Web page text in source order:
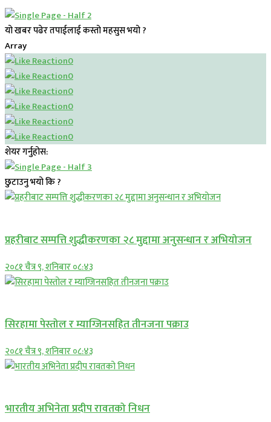
यो खबर पढेर तपाईलाई कस्तो महसुस भयो ?
Array
0
0
0
0
0
0
शेयर गर्नुहोस:
छुटाउनु भयो कि ?
प्रहरीबाट सम्पत्ति शुद्धीकरणका २८ मुद्दामा अनुसन्धान र अभियोजन
२०८१ चैत्र ९, शनिबार ०८:४३
सिरहामा पेस्तोल र म्याग्जिनसहित तीनजना पक्राउ
२०८१ चैत्र ९, शनिबार ०८:४३
भारतीय अभिनेता प्रदीप रावतको निधन